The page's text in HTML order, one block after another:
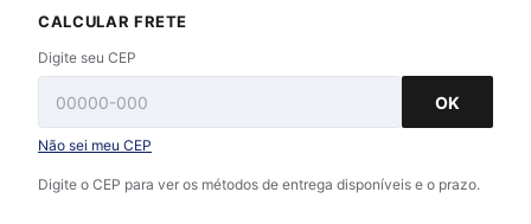
CALCULAR FRETE
Digite seu CEP
OK
Não sei meu CEP
Digite o CEP para ver os métodos de entrega disponíveis e o prazo.